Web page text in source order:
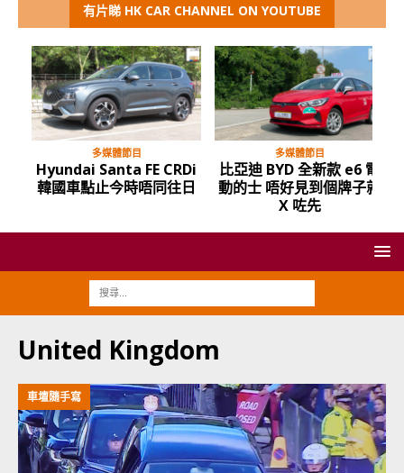
有片睇 HK CAR CHANNEL ON YOUTUBE
多媒體節目
Hyundai Santa FE CRDi
韓國車點止今時唔同往日
多媒體節目
比亞迪 BYD 全新款 e6 電
動的士 唔好見到個牌子就
X 咗先
United Kingdom
車壇隨手寫